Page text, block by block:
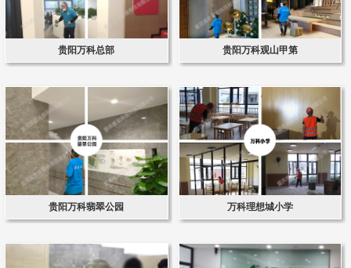
贵阳万科总部 贵阳万科观山甲第
贵阳万科翡翠公园 万科理想城小学